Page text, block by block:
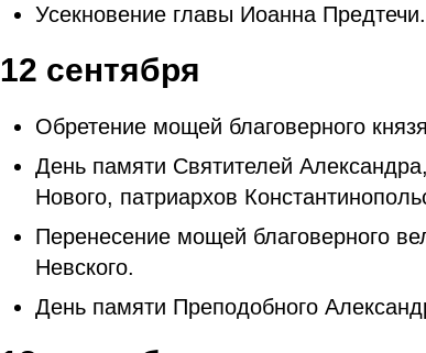
Усекновение главы Иоанна Предтечи.
12 сентября
Обретение мощей благоверного
День памяти Святителей
Нового, патриархов
Перенесение мощей благоверного
Невского.
День памяти Преподобного